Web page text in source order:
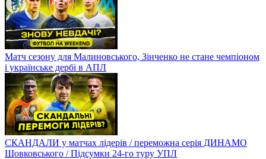
Матч сезону для Малиновського, Зінченко не стане чемпіоном
і українське дербі в АПЛ
СКАНДАЛИ у матчах лідерів / переможна серія ДИНАМО
Шовковського / Підсумки 24-го туру УПЛ